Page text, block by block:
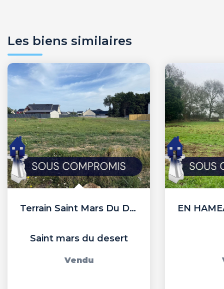
Les biens similaires
Terrain Saint Mars Du Desert 440 m2
Saint mars du desert
Vendu